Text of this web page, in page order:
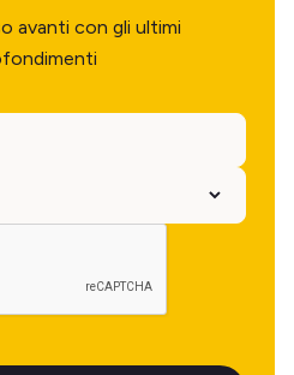
avanti con gli ultimi